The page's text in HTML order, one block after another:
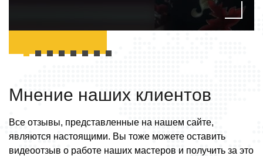
Мнение наших клиентов
Все отзывы, представленные на нашем сайте,
являются настоящими. Вы тоже можете оставить
видеоотзыв о работе наших мастеров и получить за это